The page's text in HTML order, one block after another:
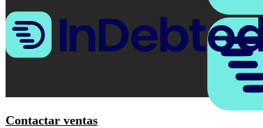
Contactar ventas